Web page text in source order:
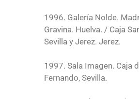
1996. Galería Nolde.
Gravina. Huelva. / Caja
Sevilla y Jerez. Jerez.
1997. Sala Imagen. Caja
Fernando, Sevilla.